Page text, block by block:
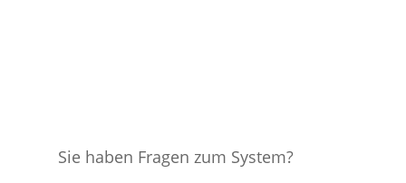
Sie haben Fragen zum System?